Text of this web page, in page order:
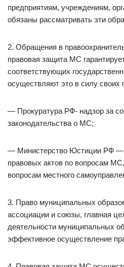
предприятиям, учреждениям,
обязаны рассматривать эти
2. Обращения в
правовая защита МС
соответствующих
осуществляют это в силу своих
— Прокуратура РФ- надзор за
законодательства о МС;
— Министерство Юстиции РФ —
правовых актов по вопросам
вопросам местного
3. Право муниципальных
ассоциации и союзы, главная
деятельности муниципальных
эффективное осуществление